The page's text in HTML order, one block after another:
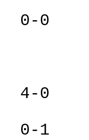
0-0
4-0
0-1